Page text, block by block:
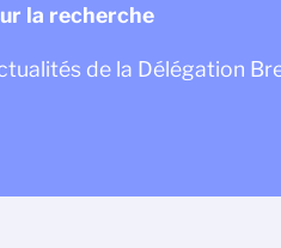
la recherche
de la Délégation